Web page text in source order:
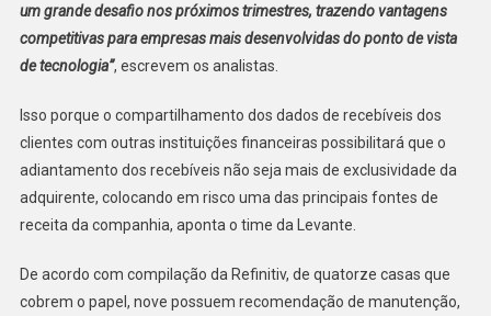
um grande desafio nos próximos trimestres, trazendo vantagens
competitivas para empresas mais desenvolvidas do ponto de vista
de tecnologia”, escrevem os analistas.
Isso porque o compartilhamento dos dados de recebíveis dos
clientes com outras instituições financeiras possibilitará que o
adiantamento dos recebíveis não seja mais de exclusividade da
adquirente, colocando em risco uma das principais fontes de
receita da companhia, aponta o time da Levante.
De acordo com compilação da Refinitiv, de quatorze casas que
cobrem o papel, nove possuem recomendação de manutenção,